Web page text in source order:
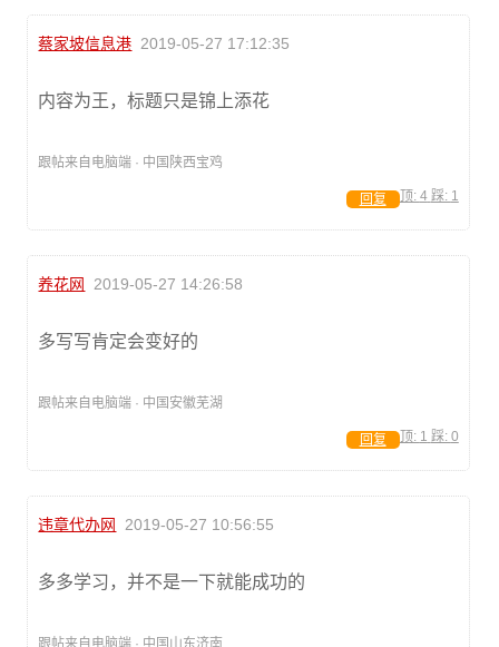
蔡家坡信息港 2019-05-27 17:12:35
内容为王，标题只是锦上添花
跟帖来自电脑端 · 中国陕西宝鸡
顶: 4 踩: 1
回复
养花网 2019-05-27 14:26:58
多写写肯定会变好的
跟帖来自电脑端 · 中国安徽芜湖
顶: 1 踩: 0
回复
违章代办网 2019-05-27 10:56:55
多多学习，并不是一下就能成功的
跟帖来自电脑端 · 中国山东济南